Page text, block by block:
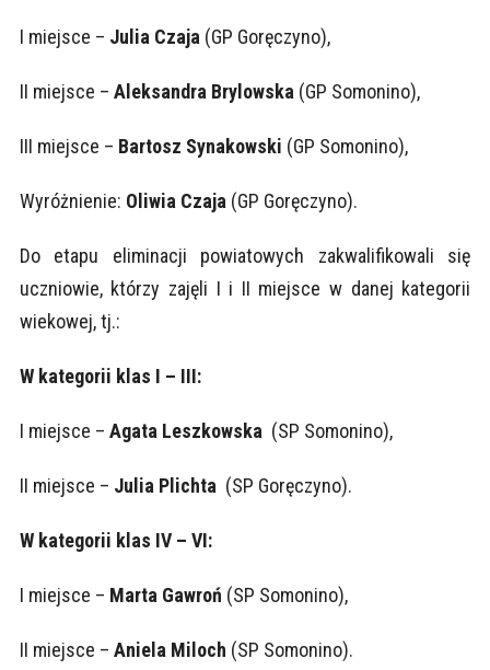
I miejsce – Julia Czaja(GP Goręczyno),
II miejsce – Aleksandra Brylowska(GP Somonino),
III miejsce – Bartosz Synakowski (GP Somonino),
Wyróżnienie: Oliwia Czaja(GP Goręczyno).
Do etapu eliminacji powiatowych zakwalifikowali się
uczniowie, którzy zajęli I i II miejsce w danej kategorii
wiekowej, tj.:
W kategorii klas I – III:
I miejsce – Agata Leszkowska(SP Somonino),
II miejsce – Julia Plichta(SP Goręczyno).
W kategorii klas IV – VI:
I miejsce – Marta Gawroń (SP Somonino),
II miejsce – Aniela Miloch (SP Somonino).